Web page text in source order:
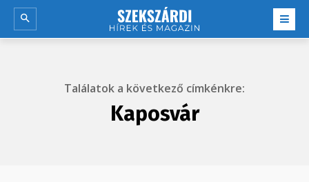
Találatok a következő címkénkre:
Kaposvár